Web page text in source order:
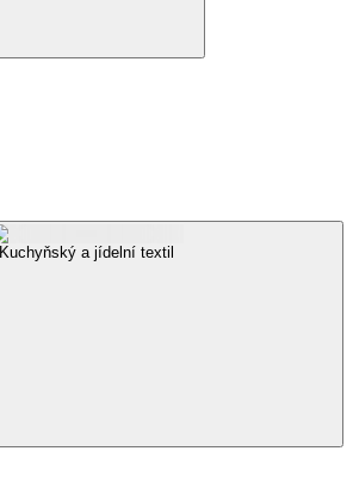
Kuchyňský a jídelní textil